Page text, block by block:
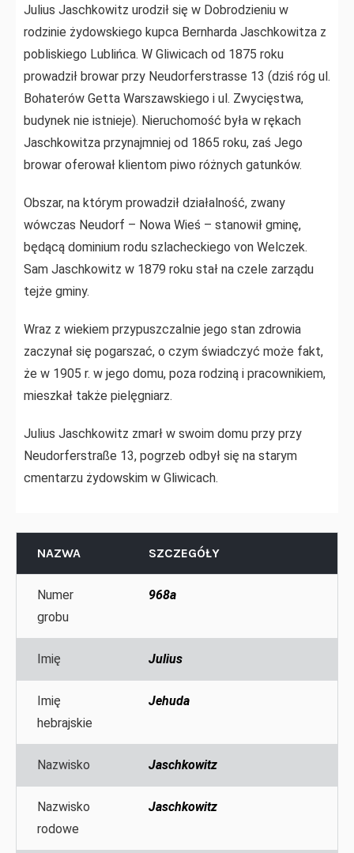
Julius Jaschkowitz urodził się w Dobrodzieniu w
rodzinie żydowskiego kupca Bernharda Jaschkowitza z
pobliskiego Lublińca. W Gliwicach od 1875 roku
prowadził browar przy Neudorferstrasse 13 (dziś róg ul.
Bohaterów Getta Warszawskiego i ul. Zwycięstwa,
budynek nie istnieje). Nieruchomość była w rękach
Jaschkowitza przynajmniej od 1865 roku, zaś Jego
browar oferował klientom piwo różnych gatunków.
Obszar, na którym prowadził działalność, zwany
wówczas Neudorf – Nowa Wieś – stanowił gminę,
będącą dominium rodu szlacheckiego von Welczek.
Sam Jaschkowitz w 1879 roku stał na czele zarządu
tejże gminy.
Wraz z wiekiem przypuszczalnie jego stan zdrowia
zaczynał się pogarszać, o czym świadczyć może fakt,
że w 1905 r. w jego domu, poza rodziną i pracownikiem,
mieszkał także pielęgniarz.
Julius Jaschkowitz zmarł w swoim domu przy przy
Neudorferstraße 13, pogrzeb odbył się na starym
cmentarzu żydowskim w Gliwicach.
NAZWA SZCZEGÓŁY
Numer
grobu
968a
Imię Julius
Imię
hebrajskie
Jehuda
Nazwisko Jaschkowitz
Nazwisko
rodowe
Jaschkowitz